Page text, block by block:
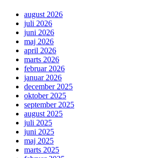
august 2026
juli 2026
juni 2026
maj 2026
april 2026
marts 2026
februar 2026
januar 2026
december 2025
oktober 2025
september 2025
august 2025
juli 2025
juni 2025
maj 2025
marts 2025